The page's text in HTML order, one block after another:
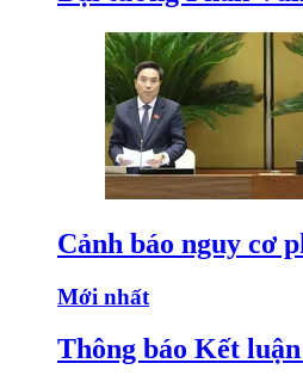
Cảnh báo nguy cơ
Mới nhất
Thông báo Kết